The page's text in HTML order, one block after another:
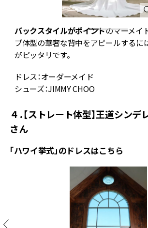
バックスタイルがポイントのマーメイ
ブ体型の華奢な背中をアピールするに
がピッタリです。
ドレス：オーダーメイド
シューズ：JIMMY CHOO
４．【ストレート体型】王道シンデ
さん
「ハワイ挙式」のドレスはこちら